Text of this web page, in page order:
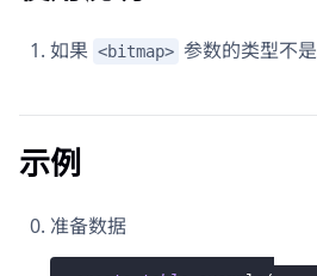
如果 <bitmap> 参数的类型不是
示例
准备数据